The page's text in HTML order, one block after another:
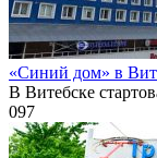
«Синий дом» в
В Витебске
097